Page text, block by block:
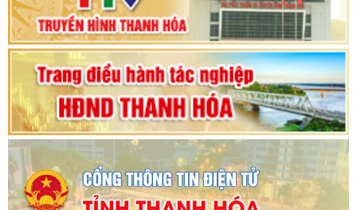
tỉnh khoá XVIII